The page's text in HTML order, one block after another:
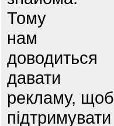
Тому
нам
доводиться
давати
рекламу, щоб
підтримувати